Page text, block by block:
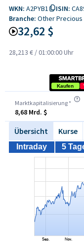
WKN: A2PYB1 ISIN:
Branche: Other Precious
32,62 $
28,213 € /01:00:00 Uhr
Kaufen
Marktkapitalisierung *
8,68 Mrd. $
Übersicht Kurse
Intraday 5